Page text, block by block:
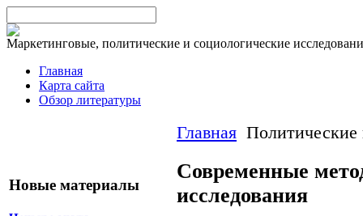
Маркетинговые, политические и социологические
Главная
Карта сайта
Обзор литературы
Новые материалы
Главная Политические
Современные
исследования